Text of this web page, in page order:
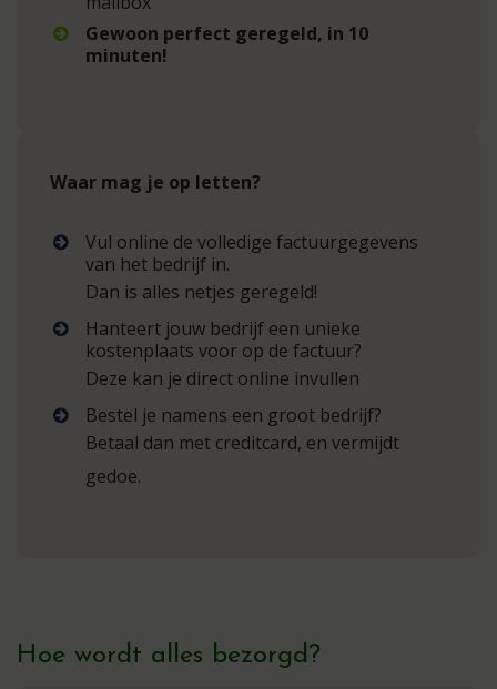
Gewoon perfect geregeld, in 10
minuten!
Waar mag je op letten?
Vul online de volledige factuurgegevens
van het bedrijf in.
Dan is alles netjes geregeld!
Hanteert jouw bedrijf een unieke
kostenplaats voor op de factuur?
Deze kan je direct online invullen
Bestel je namens een groot bedrijf?
Betaal dan met creditcard, en vermijdt
gedoe.
Hoe wordt alles bezorgd?